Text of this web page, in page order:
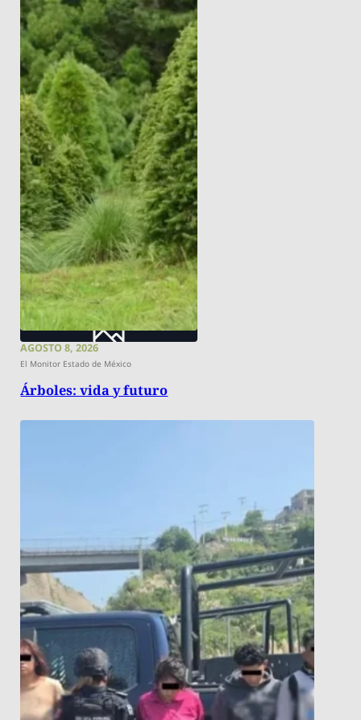
AGOSTO 8, 2026
El Monitor Estado de México
Árboles: vida y futuro